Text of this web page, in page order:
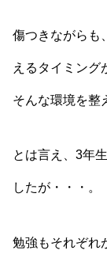
傷つきながらも
えるタイミング
そんな環境を整
とは言え、3年
したが・・・。
勉強もそれぞれ